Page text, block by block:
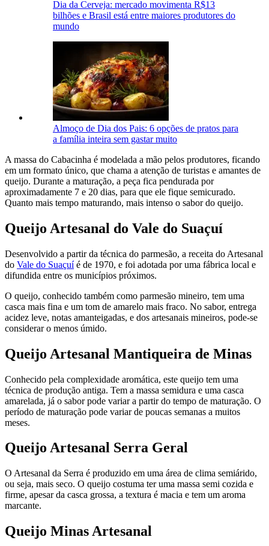
Dia da Cerveja: mercado movimenta R$13
bilhões e Brasil está entre maiores produtores do
mundo
Almoço de Dia dos Pais: 6 opções de pratos para
a família inteira sem gastar muito
A massa do Cabacinha é modelada a mão pelos produtores, ficando
em um formato único, que chama a atenção de turistas e amantes de
queijo. Durante a maturação, a peça fica pendurada por
aproximadamente 7 e 20 dias, para que ele fique semicurado.
Quanto mais tempo maturando, mais intenso o sabor do queijo.
Queijo Artesanal do Vale do Suaçuí
Desenvolvido a partir da técnica do parmesão, a receita do Artesanal
do Vale do Suaçuíé de 1970, e foi adotada por uma fábrica local e
difundida entre os municípios próximos.
O queijo, conhecido também como parmesão mineiro, tem uma
casca mais fina e um tom de amarelo mais fraco. No sabor, entrega
acidez leve, notas amanteigadas, e dos artesanais mineiros, pode-se
considerar o menos úmido.
Queijo Artesanal Mantiqueira de Minas
Conhecido pela complexidade aromática, este queijo tem uma
técnica de produção antiga. Tem a massa semidura e uma casca
amarelada, já o sabor pode variar a partir do tempo de maturação. O
período de maturação pode variar de poucas semanas a muitos
meses.
Queijo Artesanal Serra Geral
O Artesanal da Serra é produzido em uma área de clima semiárido,
ou seja, mais seco. O queijo costuma ter uma massa semi cozida e
firme, apesar da casca grossa, a textura é macia e tem um aroma
marcante.
Queijo Minas Artesanal